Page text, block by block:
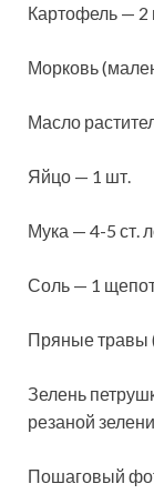
Картофель — 2
Морковь
Масло
Яйцо — 1 шт.
Мука — 4-5 ст.
Соль — 1
Пряные травы
Зелень
резаной
Пошаговый